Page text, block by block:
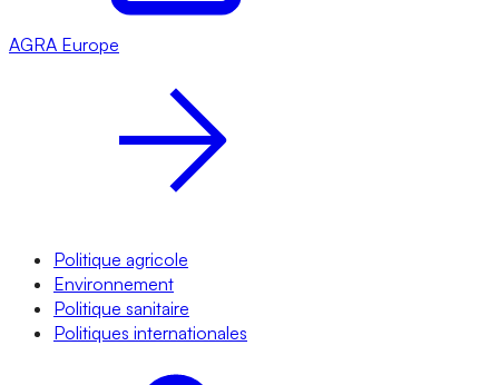
AGRA Europe
Politique agricole
Environnement
Politique sanitaire
Politiques internationales